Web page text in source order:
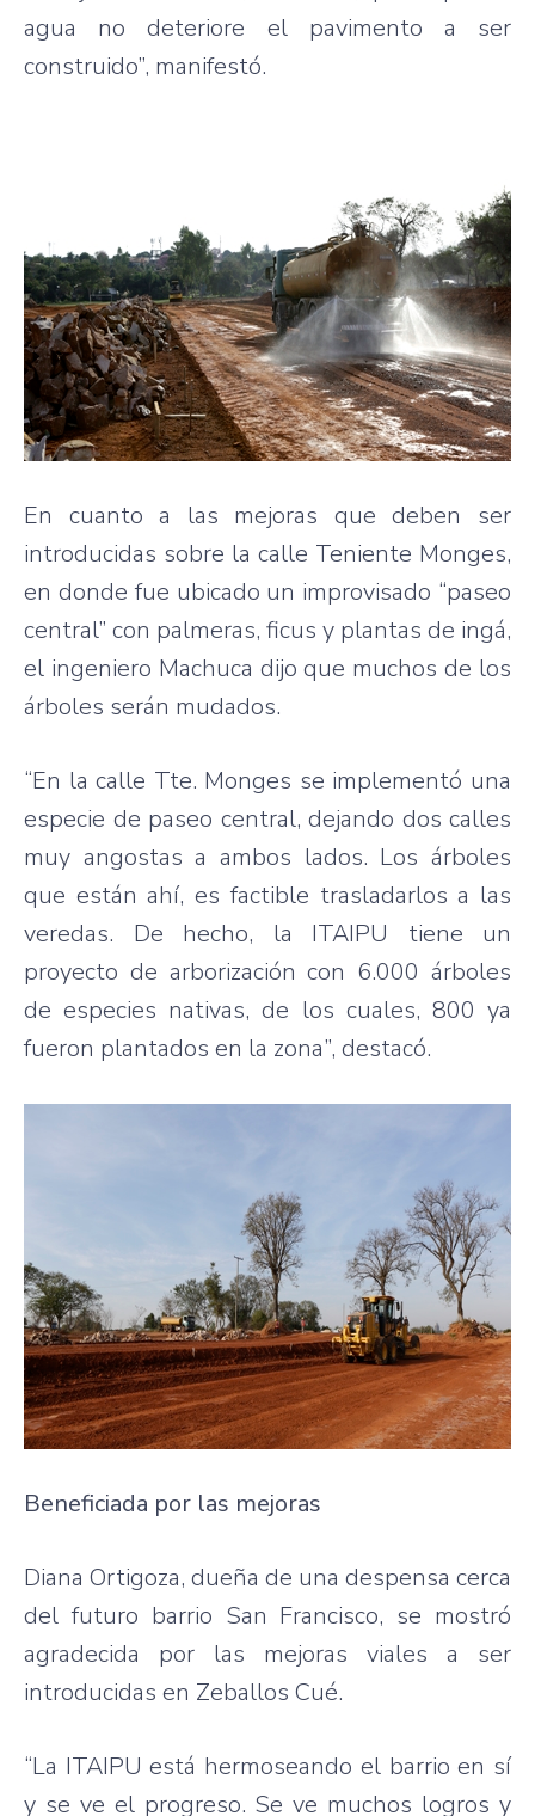
agua no deteriore el pavimento a ser
construido”, manifestó.
En cuanto a las mejoras que deben ser
introducidas sobre la calle Teniente Monges,
en donde fue ubicado un improvisado “paseo
central” con palmeras, ficus y plantas de ingá,
el ingeniero Machuca dijo que muchos de los
árboles serán mudados.
“En la calle Tte. Monges se implementó una
especie de paseo central, dejando dos calles
muy angostas a ambos lados. Los árboles
que están ahí, es factible trasladarlos a las
veredas. De hecho, la ITAIPU tiene un
proyecto de arborización con 6.000 árboles
de especies nativas, de los cuales, 800 ya
fueron plantados en la zona”, destacó.
Beneficiada por las mejoras
Diana Ortigoza, dueña de una despensa cerca
del futuro barrio San Francisco, se mostró
agradecida por las mejoras viales a ser
introducidas en Zeballos Cué.
“La ITAIPU está hermoseando el barrio en sí
y se ve el progreso. Se ve muchos logros y